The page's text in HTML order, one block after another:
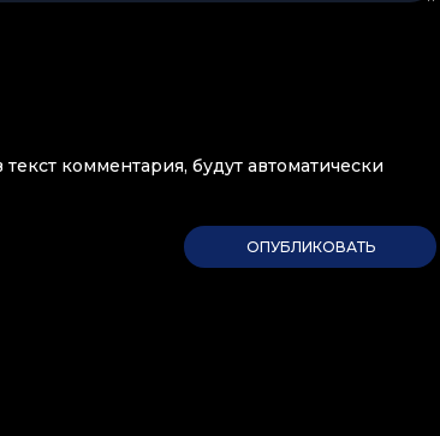
комментария, будут автоматически